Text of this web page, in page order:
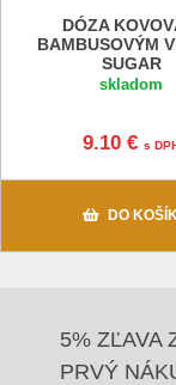
DÓZA
BAMBUSOVÝM
SUGAR
skladom
9.10 €s DPH
DO
5% ZĽAVA
PRVÝ